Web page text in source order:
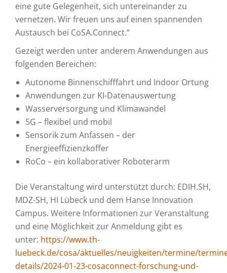
eine gute Gelegenheit, sich untereinander zu
vernetzen. Wir freuen uns auf einen spannenden
Austausch bei CoSA.Connect.“
Gezeigt werden unter anderem Anwendungen aus
folgenden Bereichen:
Autonome Binnenschifffahrt und Indoor Ortung
Anwendungen zur KI-Datenauswertung
Wasserversorgung und Klimawandel
5G – flexibel und mobil
Sensorik zum Anfassen – der
Energieeffizienzkoffer
RoCo – ein kollaborativer Roboterarm
Die Veranstaltung wird unterstützt durch: EDIH.SH,
MDZ-SH, HI Lübeck und dem Hanse Innovation
Campus. Weitere Informationen zur Veranstaltung
und eine Möglichkeit zur Anmeldung gibt es
unter: https://www.th-
luebeck.de/cosa/aktuelles/neuigkeiten/termine/
details/2024-01-23-cosaconnect-forschung-und-